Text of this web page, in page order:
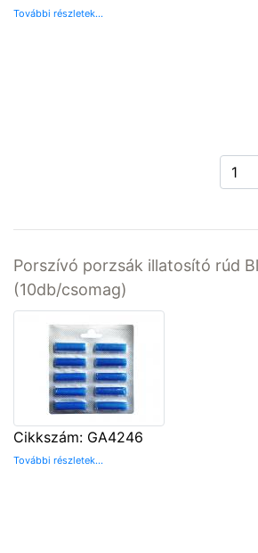
További részletek...
Porszívó porzsák illatosító rúd
(10db/csomag)
Cikkszám: GA4246
További részletek...